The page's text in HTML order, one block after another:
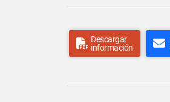
Descargar
información